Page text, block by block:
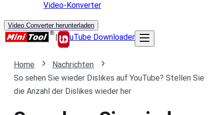
Video-Konverter
Video Converter herunterladen
| uTube Downloader
Home
Nachrichten
So sehen Sie wieder Dislikes auf YouTube? Stellen Sie
die Anzahl der Dislikes wieder her